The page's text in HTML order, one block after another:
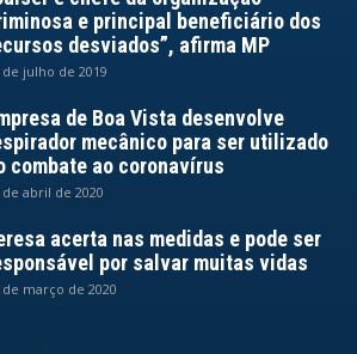
e principal beneficiário dos
desviados”, afirma MP
de julho de 2019
de Boa Vista desenvolve
mecânico para ser utilizado
combate ao coronavírus
de abril de 2020
acerta nas medidas e pode ser
por salvar muitas vidas
de março de 2020